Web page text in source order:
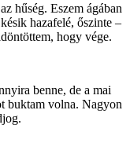
Eszem ágában
hazafelé, őszinte –
hogy vége.
benne, de a mai
buktam volna. Nagyon